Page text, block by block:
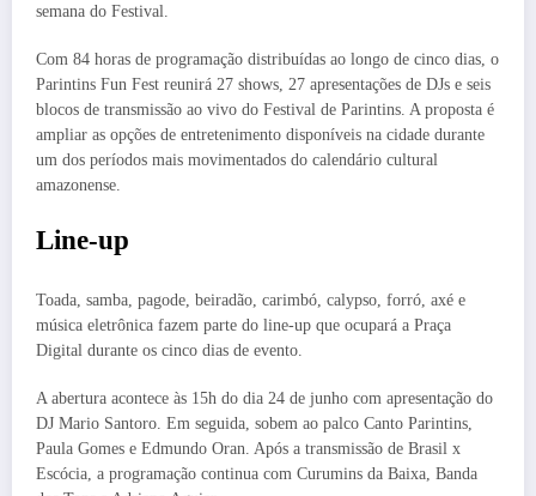
semana do Festival.
Com 84 horas de programação distribuídas ao longo de cinco dias, o
Parintins Fun Fest reunirá 27 shows, 27 apresentações de DJs e seis
blocos de transmissão ao vivo do Festival de Parintins. A proposta é
ampliar as opções de entretenimento disponíveis na cidade durante
um dos períodos mais movimentados do calendário cultural
amazonense.
Line-up
Toada, samba, pagode, beiradão, carimbó, calypso, forró, axé e
música eletrônica fazem parte do line-up que ocupará a Praça
Digital durante os cinco dias de evento.
A abertura acontece às 15h do dia 24 de junho com apresentação do
DJ Mario Santoro. Em seguida, sobem ao palco Canto Parintins,
Paula Gomes e Edmundo Oran. Após a transmissão de Brasil x
Escócia, a programação continua com Curumins da Baixa, Banda